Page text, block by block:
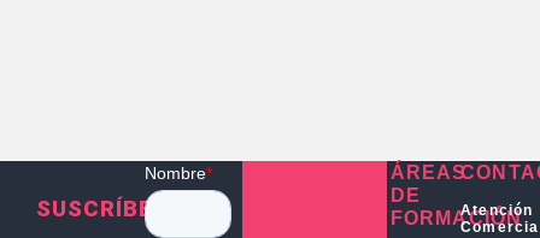
SUSCRÍBETE
ÁREAS
DE
FORMACIÓN
Atención